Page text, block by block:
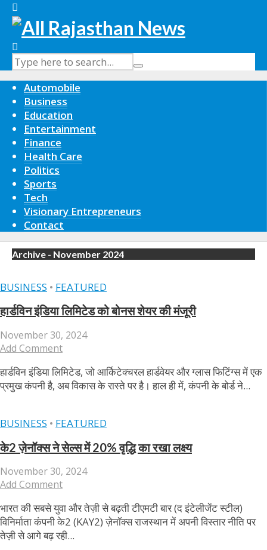
Automobile
Business
Education
Entertainment
Finance
Health Care
Politics
Sports
Tech
Visionary Entrepreneurs
Contact
Archive - November 2024
BUSINESS • FEATURED
हार्डविन इंडिया लिमिटेड को बोनस शेयर की मंजूरी
November 30, 2024
Add Comment
हार्डविन इंडिया लिमिटेड, जो आर्किटेक्चरल हार्डवेयर और ग्लास फिटिंग्स में एक
प्रमुख कंपनी है, अब विकास के रास्ते पर है। हाल ही में, कंपनी के बोर्ड ने...
BUSINESS • FEATURED
के2 ज़ेनॉक्स ने सेल्स में 20% वृद्धि का रखा लक्ष्य
November 30, 2024
Add Comment
भारत की सबसे युवा और तेज़ी से बढ़ती टीएमटी बार (द इंटेलीजेंट स्टील)
विनिर्माता कंपनी के2 (KAY2) ज़ेनॉक्स राजस्थान में अपनी विस्तार नीति पर
तेज़ी से आगे बढ़ रही...